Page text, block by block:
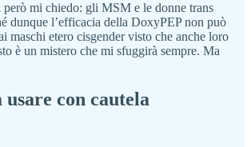
mi chiedo: gli MSM e le donne trans
dunque l’efficacia della DoxyPEP non può
maschi etero cisgender visto che anche loro
è un mistero che mi sfuggirà sempre. Ma
usare con cautela